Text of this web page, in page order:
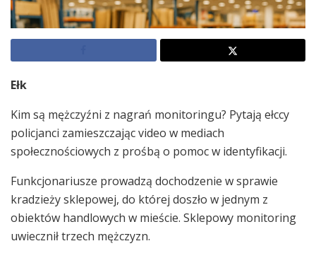
Ełk
Kim są mężczyźni z nagrań monitoringu? Pytają ełccy
policjanci zamieszczając video w mediach
społecznościowych z prośbą o pomoc w identyfikacji.
Funkcjonariusze prowadzą dochodzenie w sprawie
kradzieży sklepowej, do której doszło w jednym z
obiektów handlowych w mieście. Sklepowy monitoring
uwiecznił trzech mężczyzn.